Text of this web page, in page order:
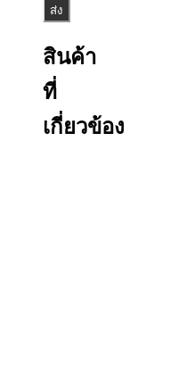
สินค้า
ที่
เกี่ยวข้อง